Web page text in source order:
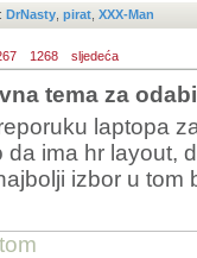
DrNasty pirat XXX-Man
1268 sljedeća
tema za
laptopa
da ima hr layout,
izbor u tom